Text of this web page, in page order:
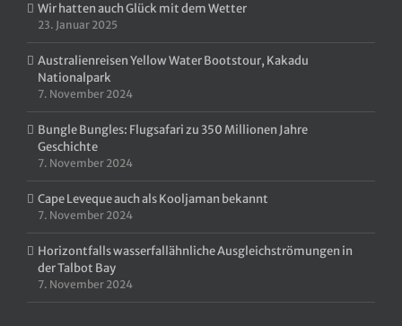
Wir hatten auch Glück mit dem Wetter
23. Januar 2025
Australienreisen Yellow Water Bootstour, Kakadu
Nationalpark
7. November 2024
Bungle Bungles: Flugsafari zu 350 Millionen Jahre
Geschichte
7. November 2024
Cape Leveque auch als Kooljaman bekannt
7. November 2024
Horizontfalls wasserfallähnliche Ausgleichströmungen in
der Talbot Bay
7. November 2024